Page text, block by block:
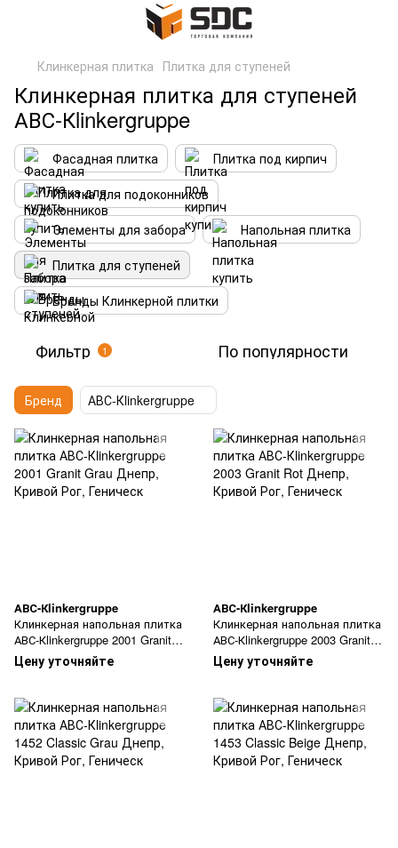
Клинкерная плитка Плитка для ступеней
Клинкерная плитка для ступеней
АВС-Кlinkergruppe
Фасадная плитка
Плитка под кирпич
Плитка для подоконников
Элементы для забора
Напольная плитка
Плитка для ступеней
Бренды Клинкерной плитки
Фильтр 1 По популярности
Бренд АВС-Кlinkergruppe
АВС-Кlinkergruppe
Клинкерная напольная плитка
АВС-Кlinkergruppe 2001 Granit
Grau
Цену уточняйте
АВС-Кlinkergruppe
Клинкерная напольная плитка
АВС-Кlinkergruppe 2003 Granit
Rot
Цену уточняйте